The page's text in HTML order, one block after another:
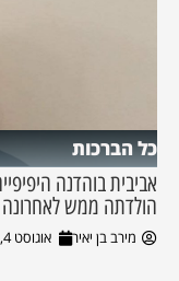
כל הברכות
אביבית בוהדנה
הולדתה ממש לאחרונה
מירב בן יאיר אוגוסט 4, 2026